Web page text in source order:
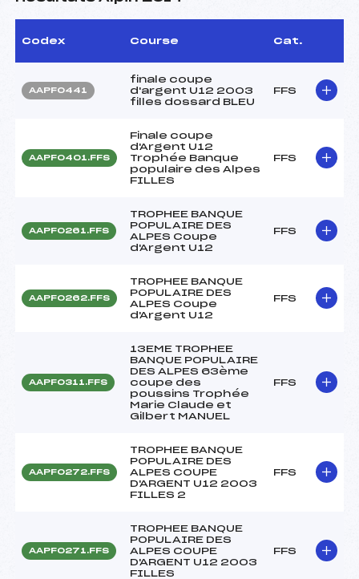
Codex Course Cat.
AAPF0441
finale coupe
d'argent U12 2003
filles dossard BLEU
FFS
AAPF0401.FFS
Finale coupe
d'Argent U12
Trophée Banque
populaire des Alpes
FILLES
FFS
AAPF0261.FFS
TROPHEE BANQUE
POPULAIRE DES
ALPES Coupe
d'Argent U12
FFS
AAPF0262.FFS
TROPHEE BANQUE
POPULAIRE DES
ALPES Coupe
d'Argent U12
FFS
AAPF0311.FFS
13EME TROPHEE
BANQUE POPULAIRE
DES ALPES 63ème
coupe des
poussins Trophée
Marie Claude et
Gilbert MANUEL
FFS
AAPF0272.FFS
TROPHEE BANQUE
POPULAIRE DES
ALPES COUPE
D'ARGENT U12 2003
FILLES 2
FFS
AAPF0271.FFS
TROPHEE BANQUE
POPULAIRE DES
ALPES COUPE
D'ARGENT U12 2003
FILLES
FFS